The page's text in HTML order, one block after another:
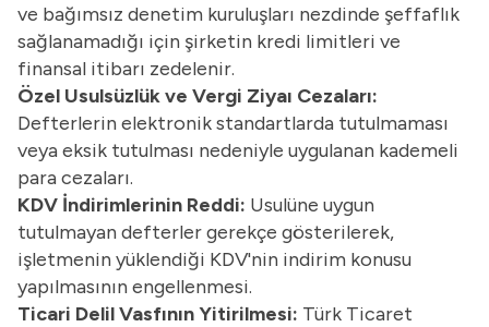
ve bağımsız denetim kuruluşları nezdinde şeffaflık
sağlanamadığı için şirketin kredi limitleri ve
finansal itibarı zedelenir.
Özel Usulsüzlük ve Vergi Ziyaı Cezaları:
Defterlerin elektronik standartlarda tutulmaması
veya eksik tutulması nedeniyle uygulanan kademeli
para cezaları.
KDV İndirimlerinin Reddi: Usulüne uygun
tutulmayan defterler gerekçe gösterilerek,
işletmenin yüklendiği KDV'nin indirim konusu
yapılmasının engellenmesi.
Ticari Delil Vasfının Yitirilmesi: Türk Ticaret